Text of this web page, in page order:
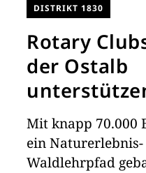
DISTRIKT 1830
Rotary
der Ostalb
Mit knapp 70.000
ein
Waldlehrpfad